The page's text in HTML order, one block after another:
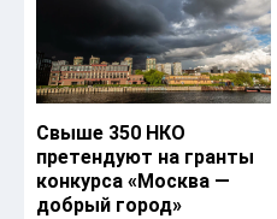
Свыше 350 НКО
претендуют на гранты
конкурса «Москва —
добрый город»